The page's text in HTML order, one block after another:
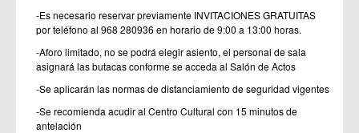
-Es necesario reservar previamente INVITACIONES GRATUITAS
por teléfono al 968 280936 en horario de 9:00 a 13:00 horas.
-Aforo limitado, no se podrá elegir asiento, el personal de sala
asignará las butacas conforme se acceda al Salón de Actos
-Se aplicarán las normas de distanciamiento de seguridad vigentes
-Se recomienda acudir al Centro Cultural con 15 minutos de
antelación